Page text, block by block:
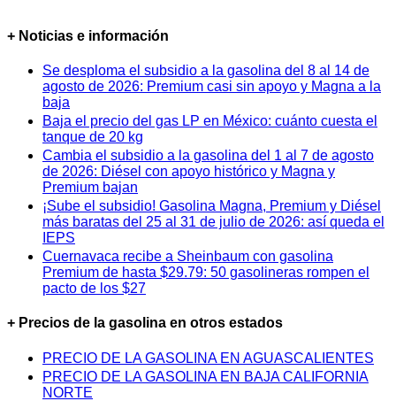
+ Noticias e información
Se desploma el subsidio a la gasolina del 8 al 14 de
agosto de 2026: Premium casi sin apoyo y Magna a la
baja
Baja el precio del gas LP en México: cuánto cuesta el
tanque de 20 kg
Cambia el subsidio a la gasolina del 1 al 7 de agosto
de 2026: Diésel con apoyo histórico y Magna y
Premium bajan
¡Sube el subsidio! Gasolina Magna, Premium y Diésel
más baratas del 25 al 31 de julio de 2026: así queda el
IEPS
Cuernavaca recibe a Sheinbaum con gasolina
Premium de hasta $29.79: 50 gasolineras rompen el
pacto de los $27
+ Precios de la gasolina en otros estados
PRECIO DE LA GASOLINA EN AGUASCALIENTES
PRECIO DE LA GASOLINA EN BAJA CALIFORNIA
NORTE